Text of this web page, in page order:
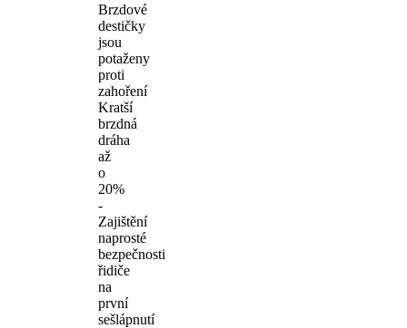
Brzdové
destičky
jsou
potaženy
proti
zahoření
Kratší
brzdná
dráha
až
o
20%
-
Zajištění
naprosté
bezpečnosti
řidiče
na
první
sešlápnutí